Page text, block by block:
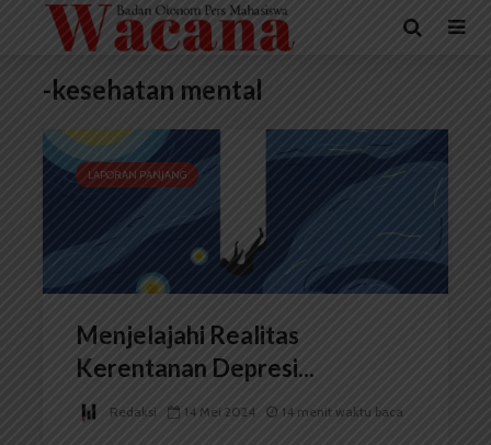
-kesehatan mental
LAPORAN PANJANG
Menjelajahi Realitas
Kerentanan Depresi...
Redaksi 14 Mei 2024 14 menit waktu baca